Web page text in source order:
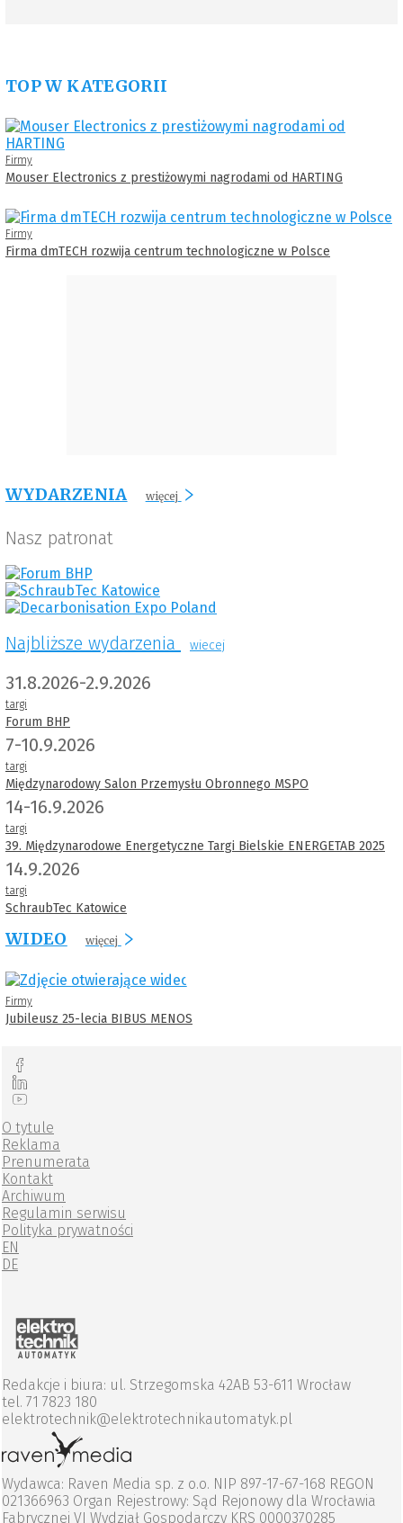
TOP W KATEGORII
Firmy
Mouser Electronics z prestiżowymi nagrodami od HARTING
Firmy
Firma dmTECH rozwija centrum technologiczne w Polsce
WYDARZENIA więcej
Nasz patronat
Najbliższe wydarzenia wiecej
31.8.2026-2.9.2026
targi
Forum BHP
7-10.9.2026
targi
Międzynarodowy Salon Przemysłu Obronnego MSPO
14-16.9.2026
targi
39. Międzynarodowe Energetyczne Targi Bielskie ENERGETAB 2025
14.9.2026
targi
SchraubTec Katowice
WIDEO więcej
Firmy
Jubileusz 25-lecia BIBUS MENOS
O tytule
Reklama
Prenumerata
Kontakt
Archiwum
Regulamin serwisu
Polityka prywatności
EN
DE
Redakcje i biura: ul. Strzegomska 42AB 53-611 Wrocław
tel. 71 7823 180
elektrotechnik@elektrotechnikautomatyk.pl
Wydawca: Raven Media sp. z o.o. NIP 897-17-67-168 REGON
021366963 Organ Rejestrowy: Sąd Rejonowy dla Wrocławia
Fabrycznej VI Wydział Gospodarczy KRS 0000370285